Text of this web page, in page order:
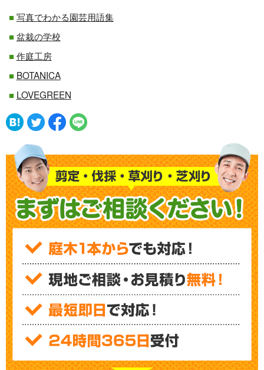
写真でわかる園芸用語集
盆栽の学校
作庭工房
BOTANICA
LOVEGREEN